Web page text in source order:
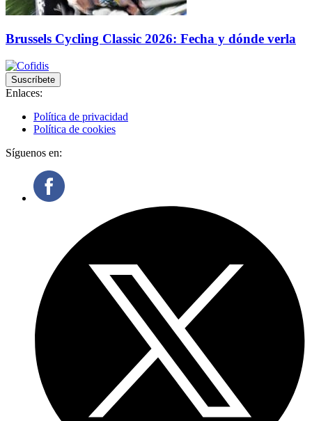
Brussels Cycling Classic 2026: Fecha y dónde verla
Suscríbete
Enlaces:
Política de privacidad
Política de cookies
Síguenos en: